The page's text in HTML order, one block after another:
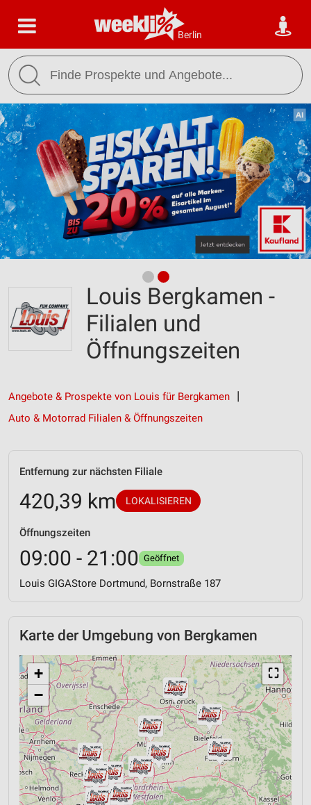
Berlin
Louis Bergkamen -
Filialen und
Öffnungszeiten
Angebote & Prospekte von Louis für Bergkamen
Auto & Motorrad Filialen & Öffnungszeiten
Entfernung zur nächsten Filiale
420,39 km LOKALISIEREN
Öffnungszeiten
09:00 - 21:00 Geöffnet
Louis GIGAStore Dortmund, Bornstraße 187
Karte der Umgebung von Bergkamen
⛶
+
−